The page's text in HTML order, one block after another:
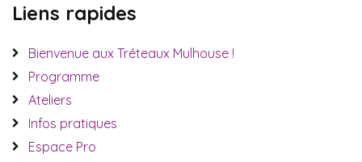
Liens rapides
Bienvenue aux Tréteaux Mulhouse !
Programme
Ateliers
Infos pratiques
Espace Pro